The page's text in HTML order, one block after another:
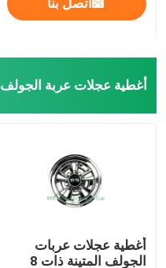
أغطية عجلات عربة الجولف
أغطية عجلات عربات
الجولف المتينة ذات 8